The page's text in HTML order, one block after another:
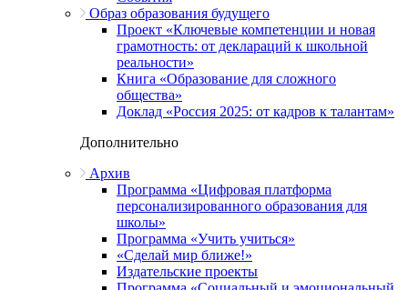
Образ образования будущего
Проект «Ключевые компетенции и новая
грамотность: от деклараций к школьной
реальности»
Книга «Образование для сложного
общества»
Доклад «Россия 2025: от кадров к талантам»
Дополнительно
Архив
Программа «Цифровая платформа
персонализированного образования для
школы»
Программа «Учить учиться»
«Сделай мир ближе!»
Издательские проекты